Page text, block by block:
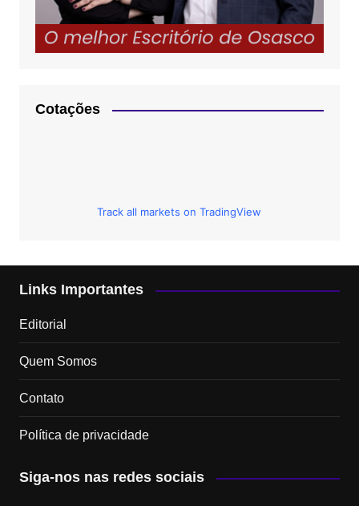
Cotações
Track all markets on TradingView
Links Importantes
Editorial
Quem Somos
Contato
Política de privacidade
Siga-nos nas redes sociais